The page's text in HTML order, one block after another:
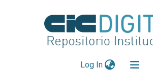
Log In(current)